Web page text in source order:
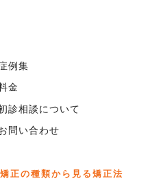
例集
金
診相談について
問い合わせ
矯正の種類から見る矯正法